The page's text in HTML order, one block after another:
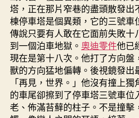
塔，正在那片窄巷的盡頭散發出
棟停車塔是個異類，它的三號車
傳說只要有人敢在它面前失敗十
到一個泊車地獄。 奧迪零件他已
現在是第十八次。他打了方向盤
獸的方向猛地偏轉。後視鏡發出
「再見，世界。」他沒有撞上
的車尾卻擦到了停車塔三號車位
老、佈滿苔蘚的柱子。不是撞擊